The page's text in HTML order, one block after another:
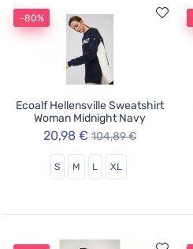
-80%
Ecoalf Hellensville Sweatshirt
Woman Midnight Navy
20,98 € 104,89 €
S M L XL